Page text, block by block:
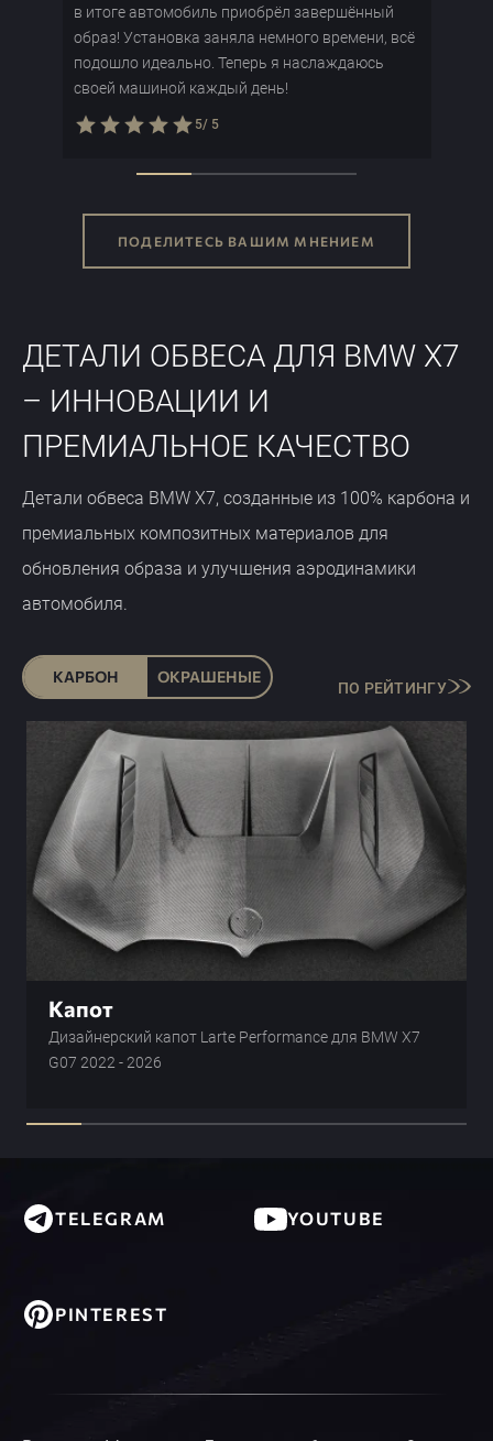
в итоге автомобиль приобрёл завершённый
образ! Установка заняла немного времени, всё
подошло идеально. Теперь я наслаждаюсь
своей машиной каждый день!
5/ 5
ПОДЕЛИТЕСЬ ВАШИМ МНЕНИЕМ
ПОДЕЛИТЕСЬ ВАШИМ МНЕНИЕМ
ДЕТАЛИ ОБВЕСА ДЛЯ BMW X7
– ИННОВАЦИИ И
ПРЕМИАЛЬНОЕ КАЧЕСТВО
Детали обвеса BMW X7, созданные из 100% карбона и
премиальных композитных материалов для
обновления образа и улучшения аэродинамики
автомобиля.
КАРБОН ОКРАШЕНЫЕ
ПО РЕЙТИНГУ
Капот
Дизайнерский капот Larte Performance для BMW X7
G07 2022 - 2026
TELEGRAM YOUTUBE
PINTEREST